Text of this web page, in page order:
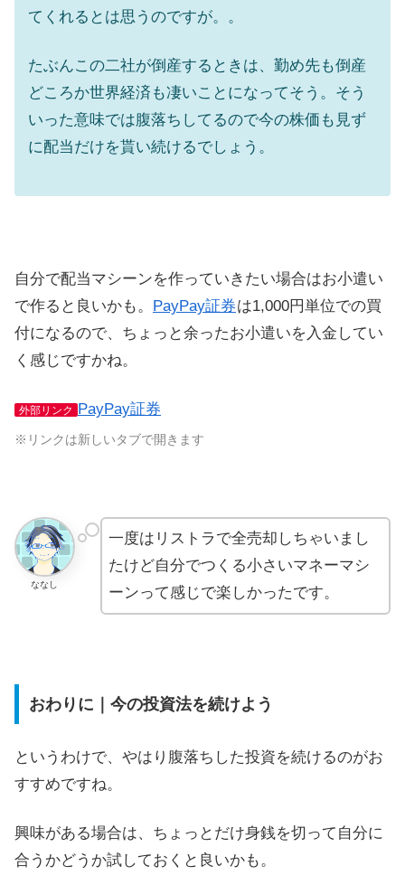
てくれるとは思うのですが。。
たぶんこの二社が倒産するときは、勤め先も倒産
どころか世界経済も凄いことになってそう。そう
いった意味では腹落ちしてるので今の株価も見ず
に配当だけを貰い続けるでしょう。
自分で配当マシーンを作っていきたい場合はお小遣い
で作ると良いかも。
PayPay証券は1,000円単位での買
付になるので、ちょっと余ったお小遣いを入金してい
く感じですかね。
外部リンク PayPay証券
※リンクは新しいタブで開きます
ななし
一度はリストラで全売却しちゃいまし
たけど自分でつくる小さいマネーマシ
ーンって感じで楽しかったです。
おわりに｜今の投資法を続けよう
というわけで、やはり腹落ちした投資を続けるのがお
すすめですね。
興味がある場合は、ちょっとだけ身銭を切って自分に
合うかどうか試しておくと良いかも。